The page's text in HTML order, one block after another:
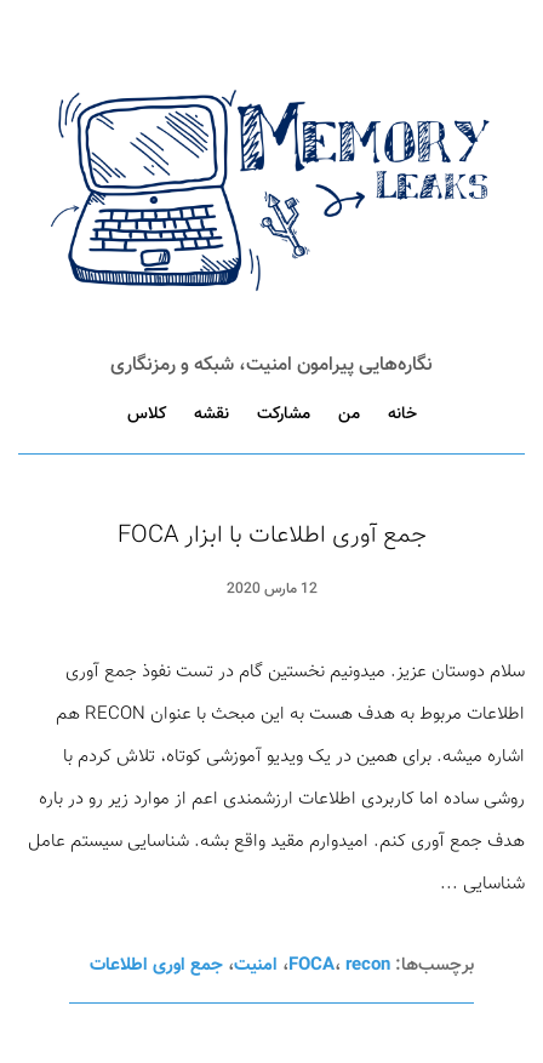
نگاره‌هایی پیرامون امنیت، شبکه و رمزنگاری
خانه من مشارکت نقشه کلاس
جمع آوری اطلاعات با ابزار FOCA
12 مارس 2020
سلام دوستان عزیز. میدونیم نخستین گام در تست نفوذ جمع آوری
اطلاعات مربوط به هدف هست به این مبحث با عنوان RECON هم
اشاره میشه. برای همین در یک ویدیو آموزشی کوتاه، تلاش کردم با
روشی ساده اما کاربردی اطلاعات ارزشمندی اعم از موارد زیر رو در باره
هدف جمع آوری کنم. امیدوارم مقید واقع بشه. شناسایی سیستم عامل
شناسایی ...
برچسب‌ها: FOCA،recon ، امنیت، جمع اوری اطلاعات